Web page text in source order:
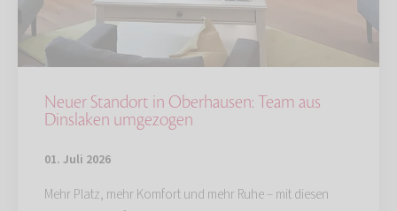
Neuer Standort in Oberhausen: Team aus
Dinslaken umgezogen
01. Juli 2026
Mehr Platz, mehr Komfort und mehr Ruhe – mit diesen